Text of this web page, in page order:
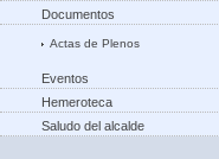
Documentos
Actas de Plenos
Eventos
Hemeroteca
Saludo del alcalde